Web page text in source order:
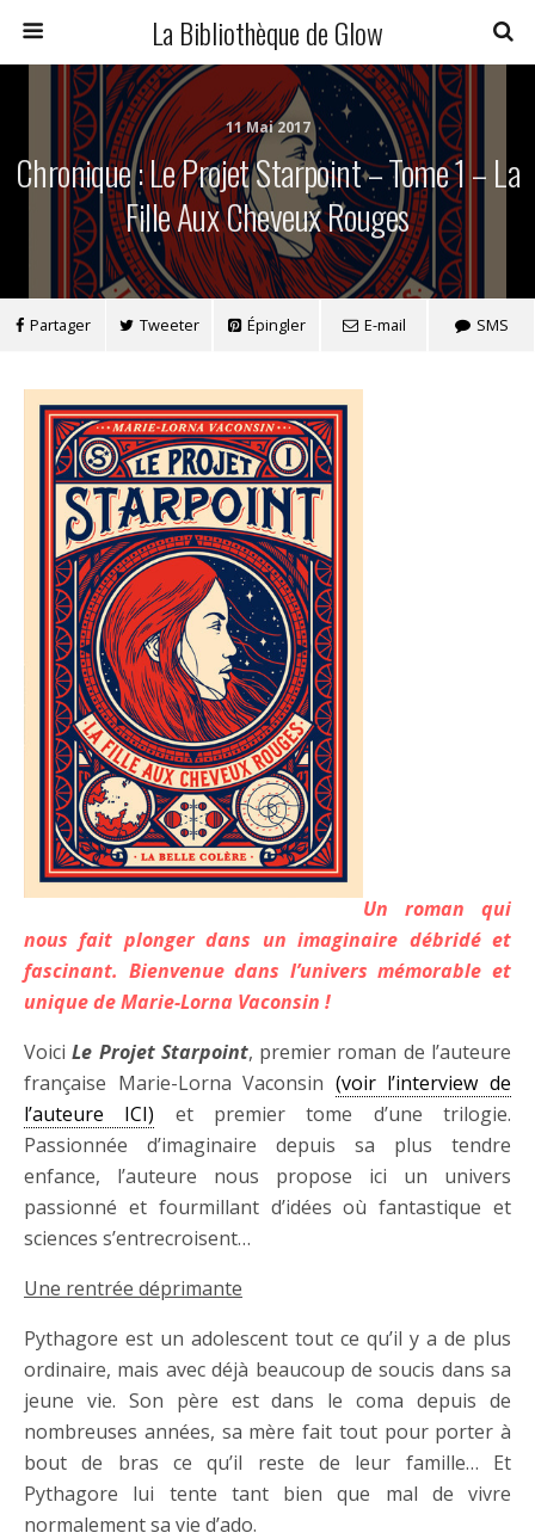
La Bibliothèque de Glow
11 Mai 2017
Chronique : Le Projet Starpoint – Tome 1 – La
Fille Aux Cheveux Rouges
Partager Tweeter Épingler E-mail SMS
Un roman qui
nous fait plonger dans un imaginaire débridé et
fascinant. Bienvenue dans l’univers mémorable et
unique de Marie-Lorna Vaconsin !
VoiciLe Projet Starpoint, premier roman de l’auteure
française Marie-Lorna Vaconsin (voir l’interview de
l’auteure ICI) et premier tome d’une trilogie.
Passionnée d’imaginaire depuis sa plus tendre
enfance, l’auteure nous propose ici un univers
passionné et fourmillant d’idées où fantastique et
sciences s’entrecroisent…
Une rentrée déprimante
Pythagore est un adolescent tout ce qu’il y a de plus
ordinaire, mais avec déjà beaucoup de soucis dans sa
jeune vie. Son père est dans le coma depuis de
nombreuses années, sa mère fait tout pour porter à
bout de bras ce qu’il reste de leur famille… Et
Pythagore lui tente tant bien que mal de vivre
normalement sa vie d’ado.